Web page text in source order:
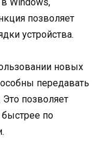
позволяет
устройства.
новых
передавать
позволяет
быстрее по